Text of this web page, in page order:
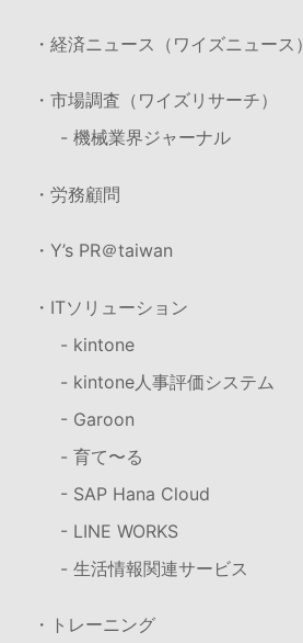
・経済ニュース（ワイズニュース）
・市場調査（ワイズリサーチ）
- 機械業界ジャーナル
・労務顧問
・Y’s PR＠taiwan
・ITソリューション
- kintone
- kintone人事評価システム
- Garoon
- 育て〜る
- SAP Hana Cloud
- LINE WORKS
- 生活情報関連サービス
・トレーニング